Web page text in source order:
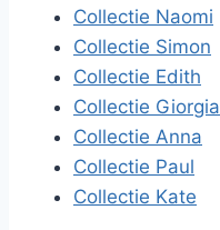
Collectie Naomi
Collectie Simon
Collectie Edith
Collectie Giorgia
Collectie Anna
Collectie Paul
Collectie Kate